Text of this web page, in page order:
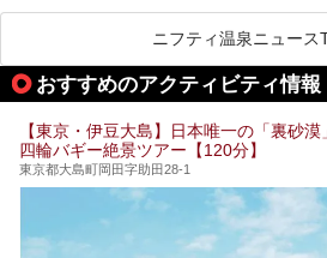
ら、特におすすめしたい施設
してみてください。
また、終電を逃してしまい、
る場所があれば」と探した経
しょうか。
そこで本記事では、東京でお
24時間営業で宿泊できる施設
い施設、デートや休日レジャ
が充実した施設など、利用の
ださい。
ニフティ温泉ニュース
おすすめのアクティビティ情報
【東京・伊豆大島】日本唯一の「裏砂
四輪バギー絶景ツアー【120分】
東京都大島町岡田字助田28-1